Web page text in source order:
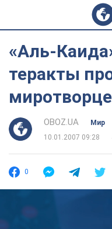
«Аль-
теракты
OBOZ.UA
Мир
10.01.2007 09:28
0